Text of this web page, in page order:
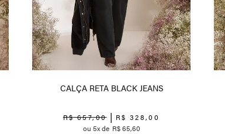
CALÇA RETA BLACK JEANS
R$ 657,00 R$ 328,00
5
R$65,60